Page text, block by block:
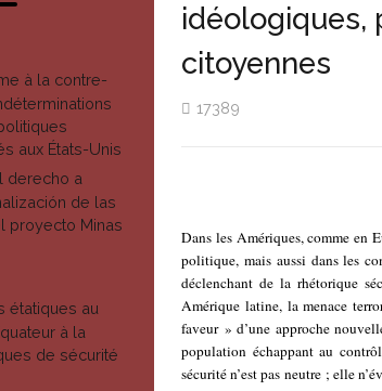
à la contre-
aux États-Unis
derecho a
de las
proyecto Minas
étatiques au
à la
de sécurité
idéologiques,
citoyennes
17389
Dans les Amériques, comme en
politique, mais aussi dans les
déclenchant de la rhétorique
Amérique latine, la menace
faveur » d’une approche
population échappant au
sécurité n’est pas neutre ; elle